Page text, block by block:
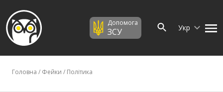
Допомога
ЗСУ Укр
Головна / Фейки / Політика